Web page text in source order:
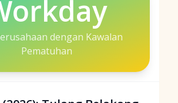
dengan Kawalan
Pematuhan